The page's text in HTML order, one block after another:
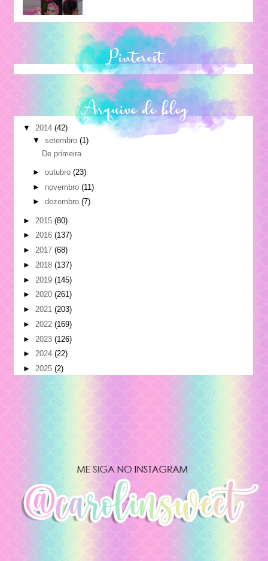
Pinterest
Arquivo do blog
▼ 2014 (42)
▼ setembro (1)
De primeira
► outubro (23)
► novembro (11)
► dezembro (7)
► 2015 (80)
► 2016 (137)
► 2017 (68)
► 2018 (137)
► 2019 (145)
► 2020 (261)
► 2021 (203)
► 2022 (169)
► 2023 (126)
► 2024 (22)
► 2025 (2)